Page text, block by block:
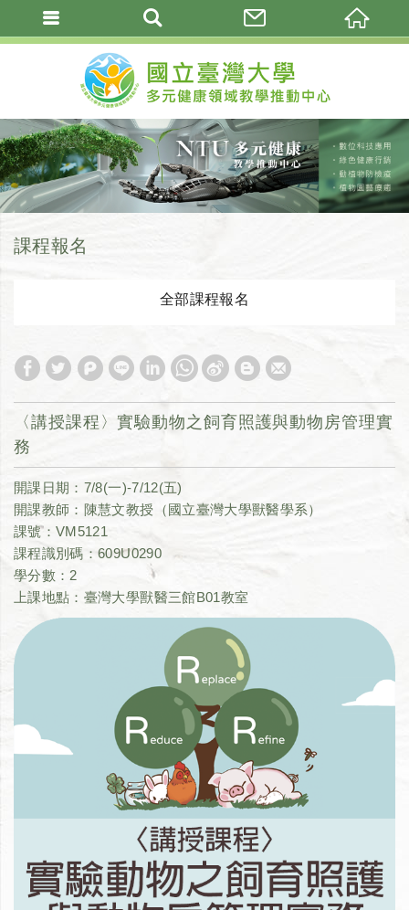
課程報名
全部課程報名
〈講授課程〉實驗動物之飼育照護與動物房管理實
務
開課日期：7/8(一)-7/12(五)
開課教師：陳慧文教授（國立臺灣大學獸醫學系）
課號：VM5121
課程識別碼：609U0290
學分數：2
上課地點：臺灣大學獸醫三館B01教室